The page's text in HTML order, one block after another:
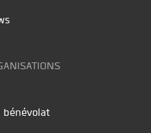
bénévolat